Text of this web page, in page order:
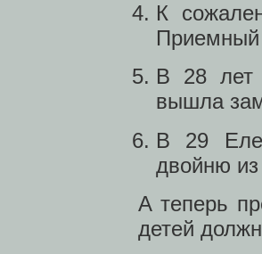
К
Приемный
В 28 лет
вышла
В 29
двойню из
А теперь
детей